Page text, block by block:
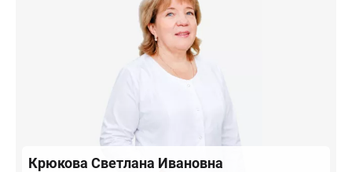
Крюкова Светлана Ивановна